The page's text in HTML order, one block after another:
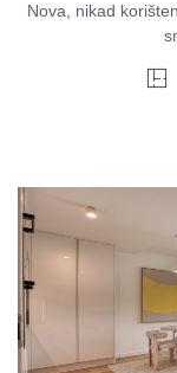
Nova, nikad